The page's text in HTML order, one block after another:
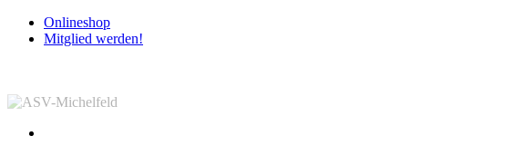
Onlineshop
Mitglied werden!